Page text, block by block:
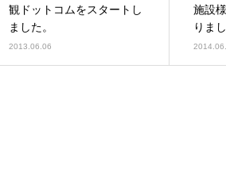
観ドットコムをスタートし
ました。
2013.06.06
施設
りま